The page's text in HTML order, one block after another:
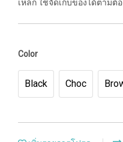
เหล็ก ใช้จัดเก็บของได้ตามต้
Color
Black Choc